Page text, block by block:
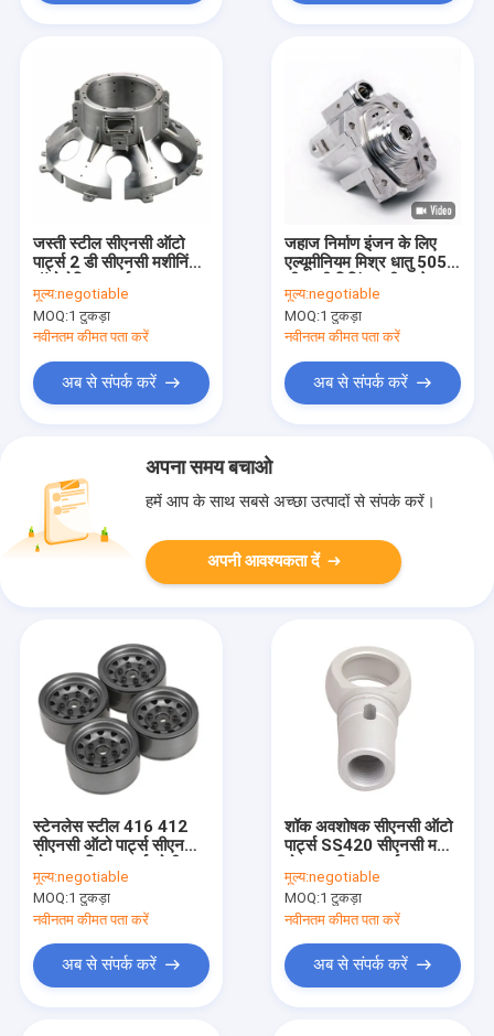
जस्ती स्टील सीएनसी ऑटो
पार्ट्स 2 डी सीएनसी मशीनिंग
मूल्य:negotiable
MOQ:1 टुकड़ा
नवीनतम कीमत पता करें
अब से संपर्क करें
जहाज निर्माण इंजन के लिए
एल्यूमीनियम मिश्र धातु 5052
पार्ट्स
मूल्य:negotiable
MOQ:1 टुकड़ा
नवीनतम कीमत पता करें
अब से संपर्क करें
अपना समय बचाओ
हमें आप के साथ सबसे अच्छा उत्पादों से संपर्क करें।
अपनी आवश्यकता दें
स्टेनलेस स्टील 416 412
सीएनसी ऑटो पार्ट्स सीएनसी
मूल्य:negotiable
MOQ:1 टुकड़ा
नवीनतम कीमत पता करें
अब से संपर्क करें
शॉक अवशोषक सीएनसी ऑटो
पार्ट्स SS420 सीएनसी मशीन
मूल्य:negotiable
MOQ:1 टुकड़ा
नवीनतम कीमत पता करें
अब से संपर्क करें